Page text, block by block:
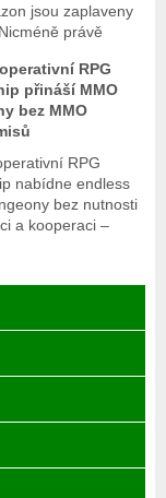
jsou zaplaveny
právě
RPG
přináší MMO
bez MMO
RPG
nabídne endless
bez nutnosti
a kooperaci –